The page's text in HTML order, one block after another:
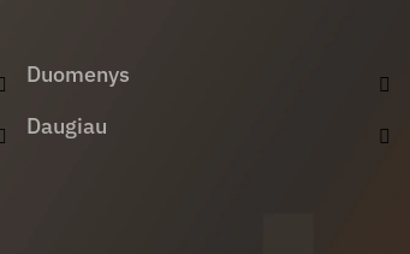
Duomenys
Daugiau